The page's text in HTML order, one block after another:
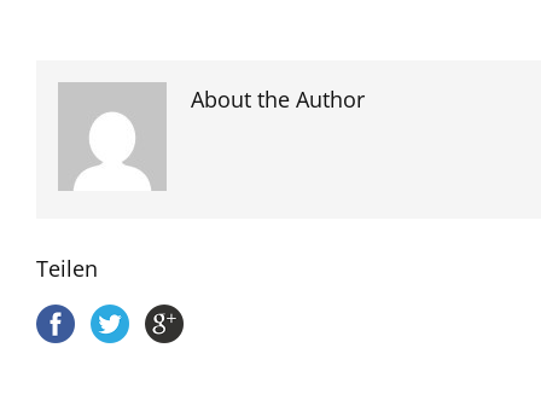
About the Author
Teilen